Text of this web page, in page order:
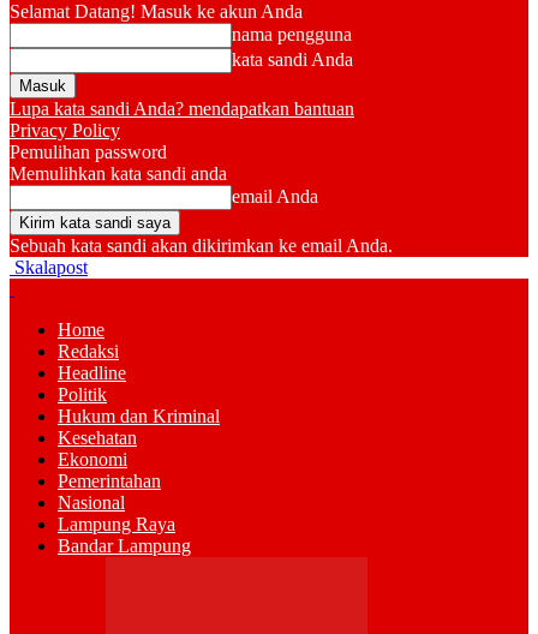
Selamat Datang! Masuk ke akun Anda
nama pengguna
kata sandi Anda
Lupa kata sandi Anda? mendapatkan bantuan
Privacy Policy
Pemulihan password
Memulihkan kata sandi anda
email Anda
Sebuah kata sandi akan dikirimkan ke email Anda.
Skalapost
Home
Redaksi
Headline
Politik
Hukum dan Kriminal
Kesehatan
Ekonomi
Pemerintahan
Nasional
Lampung Raya
Bandar Lampung